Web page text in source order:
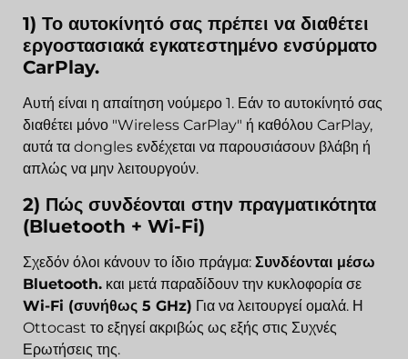
1) Το αυτοκίνητό σας πρέπει να διαθέτει
εργοστασιακά εγκατεστημένο ενσύρματο
CarPlay.
Αυτή είναι η απαίτηση νούμερο 1. Εάν το αυτοκίνητό σας
διαθέτει μόνο "Wireless CarPlay" ή καθόλου CarPlay,
αυτά τα dongles ενδέχεται να παρουσιάσουν βλάβη ή
απλώς να μην λειτουργούν.
2) Πώς συνδέονται στην πραγματικότητα
(Bluetooth + Wi-Fi)
Σχεδόν όλοι κάνουν το ίδιο πράγμα: Συνδέονται μέσω
Bluetooth. και μετά παραδίδουν την κυκλοφορία σε
Wi-Fi (συνήθως 5 GHz) Για να λειτουργεί ομαλά. Η
Ottocast το εξηγεί ακριβώς ως εξής στις Συχνές
Ερωτήσεις της.